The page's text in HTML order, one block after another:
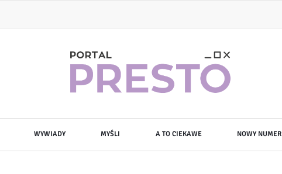
WYWIADY MYŚLI A TO CIEKAWE NOWY NUMER